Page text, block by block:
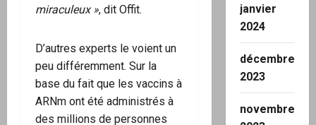
miraculeux », dit Offit.
D’autres experts le voient un
peu différemment. Sur la
base du fait que les vaccins à
ARNm ont été administrés à
des millions de personnes
janvier
2024
décembre
2023
novembre